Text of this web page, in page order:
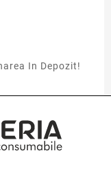
In Depozit!